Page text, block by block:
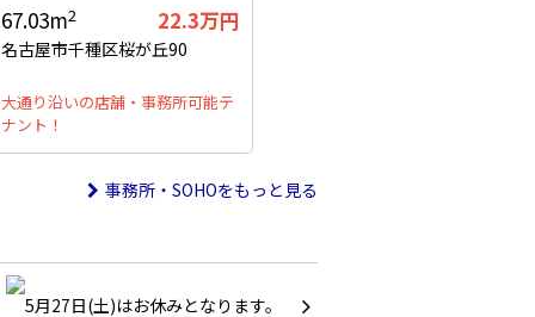
67.03m2 22.3万円
名古屋市千種区桜が丘90
大通り沿いの店舗・事務所可能テ
ナント！
事務所・SOHOをもっと見る